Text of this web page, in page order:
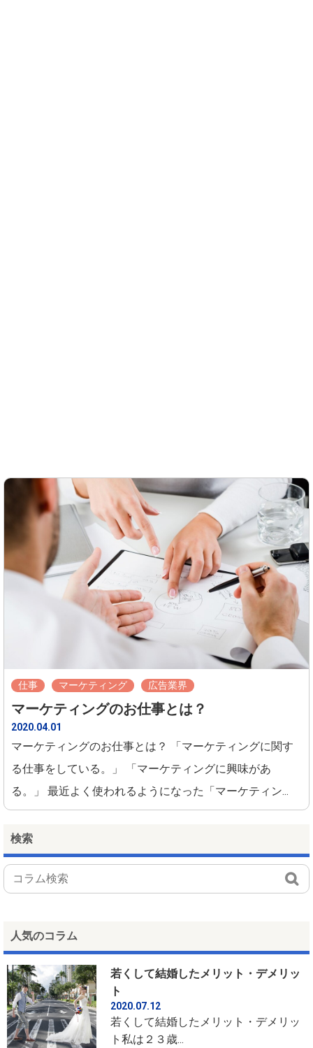
仕事 マーケティング 広告業界
マーケティングのお仕事とは？
2020.04.01
マーケティングのお仕事とは？ 「マーケティングに関す
る仕事をしている。」 「マーケティングに興味があ
る。」 最近よく使われるようになった「マーケティン...
検索
人気のコラム
若くして結婚したメリット・デメリッ
ト
2020.07.12
若くして結婚したメリット・デメリッ
ト私は２３歳...